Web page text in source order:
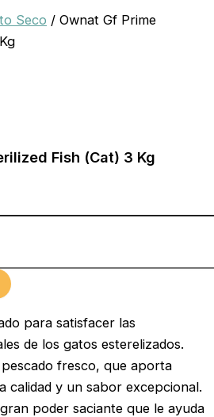
Seco / Ownat Gf Prime
Fish (Cat) 3 Kg
para satisfacer las
de los gatos esterelizados.
fresco, que aporta
calidad y un sabor excepcional.
poder saciante que le ayuda